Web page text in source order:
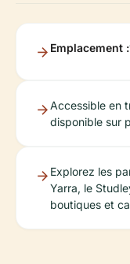
Emplacement :
Accessible en
disponible sur
Explorez les
Yarra, le
boutiques et